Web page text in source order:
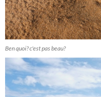
Ben quoi? c'est pas beau?